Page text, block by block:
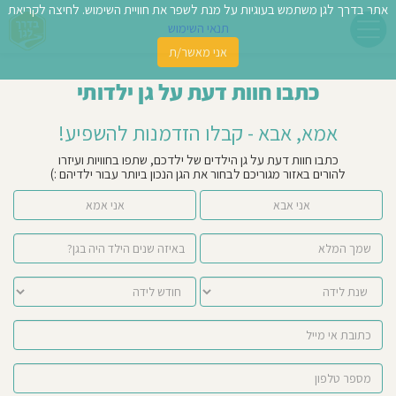
כתבו חוות דעת על גן ילדותי
אמא, אבא - קבלו הזדמנות להשפיע!
כתבו חוות דעת על גן הילדים של ילדכם, שתפו בחוויות ועיזרו
להורים באזור מגוריכם לבחור את הגן הנכון ביותר עבור ילדיהם :)
אני אמא אני אבא
אתר בדרך לגן משתמש בעוגיות על מנת לשפר את חוויית השימוש. לחיצה לקריאת
תנאי השימוש
אני מאשר/ת